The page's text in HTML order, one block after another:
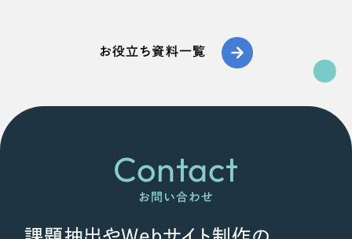
お役立ち資料一覧
Contact
お問い合わせ